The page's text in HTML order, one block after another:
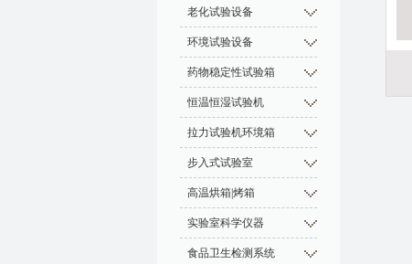
老化试验设备
环境试验设备
药物稳定性试验箱
恒温恒湿试验机
拉力试验机环境箱
步入式试验室
高温烘箱|烤箱
实验室科学仪器
食品卫生检测系统